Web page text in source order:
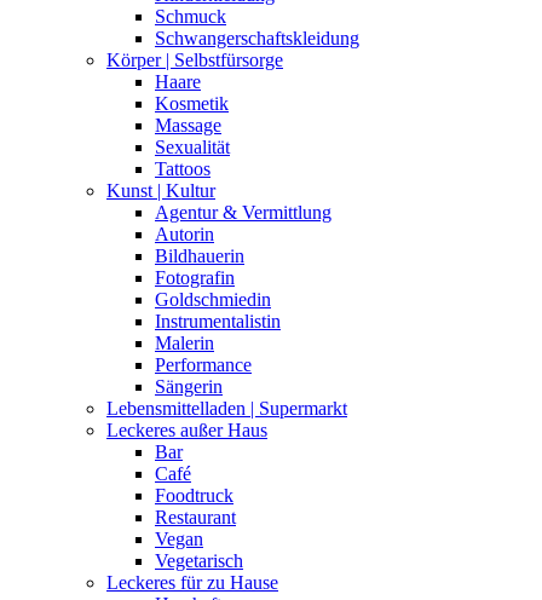
Schmuck
Schwangerschaftskleidung
Körper | Selbstfürsorge
Haare
Kosmetik
Massage
Sexualität
Tattoos
Kunst | Kultur
Agentur & Vermittlung
Autorin
Bildhauerin
Fotografin
Goldschmiedin
Instrumentalistin
Malerin
Performance
Sängerin
Lebensmittelladen | Supermarkt
Leckeres außer Haus
Bar
Café
Foodtruck
Restaurant
Vegan
Vegetarisch
Leckeres für zu Hause